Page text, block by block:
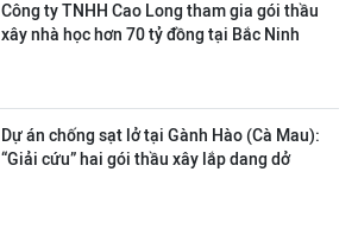
Công ty TNHH Cao Long tham gia gói thầu
xây nhà học hơn 70 tỷ đồng tại Bắc Ninh
Dự án chống sạt lở tại Gành Hào (Cà Mau):
“Giải cứu” hai gói thầu xây lắp dang dở